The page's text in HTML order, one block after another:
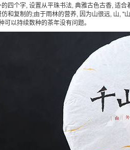
四个字, 设置从平珠书法, 典雅古色古香, 适
和复制的;由于雨林的营养, 因为山很远, 山, "
可以持续数种的茶年没有问题。